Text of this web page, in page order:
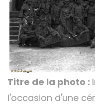
Titre de la photo :
l'occasion d'une